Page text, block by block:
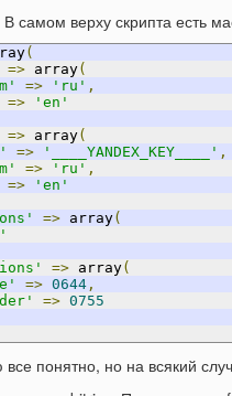
самом верху скрипта есть
(
=> array(
=> 'ru' ,
=>
'en'
=> array(
=> '____YANDEX_KEY____' ,
=> 'ru' ,
=>
'en'
=> array(
=> array(
=> 0644 ,
=> 0755
понятно, но на всякий